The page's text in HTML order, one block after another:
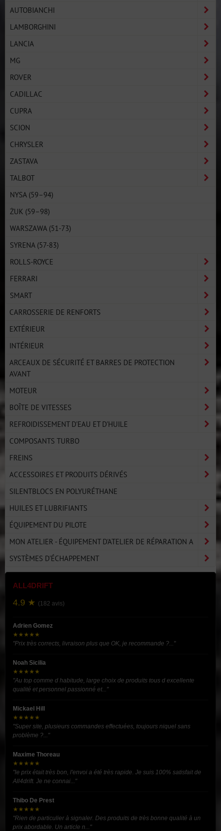
AUTOBIANCHI
LAMBORGHINI
LANCIA
MG
ROVER
CADILLAC
CUPRA
SCION
CHRYSLER
ZASTAVA
TALBOT
NYSA (59–94)
ŻUK (59–98)
WARSZAWA (51-73)
SYRENA (57-83)
ROLLS-ROYCE
FERRARI
SMART
CARROSSERIE DE RENFORTS
EXTÉRIEUR
INTÉRIEUR
ARCEAUX DE SÉCURITÉ ET BARRES DE PROTECTION
AVANT
MOTEUR
BOÎTE DE VITESSES
REFROIDISSEMENT D'EAU ET D'HUILE
COMPOSANTS TURBO
FREINS
ACCESSOIRES ET PRODUITS DÉRIVÉS
SILENTBLOCS EN POLYURÉTHANE
HUILES ET LUBRIFIANTS
ÉQUIPEMENT DU PILOTE
MON ATELIER - ÉQUIPEMENT D'ATELIER DE RÉPARATION A
SYSTÈMES D'ÉCHAPPEMENT
ALL4DRIFT
4.9 ★ (182 avis)
Adrien Gomez
★★★★★
"Prix très corrects, livraison plus que OK, je recommande ?..."
Noah Sicilia
★★★★★
"Au top comme d habitude, large choix de produits tous d excellente
qualité et personnel passionné et..."
Mickael Hill
★★★★★
"Super site, plusieurs commandes effectuées, toujours niquel sans
problème ?..."
Maxime Thoreau
★★★★★
"le prix était très bon, l'envoi a été très rapide. Je suis 100% satisfait de
All4drift. Je ne connai..."
Thibo De Prest
★★★★★
"Rien de particulier à signaler. Des produits de très bonne qualité à un
prix abordable. Un article n..."